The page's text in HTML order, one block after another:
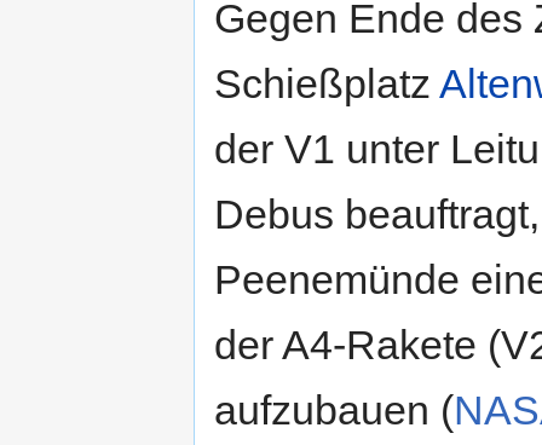
Gegen Ende des
Schießplatz
der V1 unter
Debus
Peenemünde
der A4-Rakete
aufzubauen (